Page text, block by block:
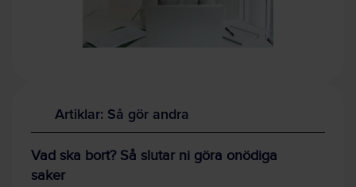
Artiklar: Så gör andra
Vad ska bort? Så slutar ni göra onödiga
saker